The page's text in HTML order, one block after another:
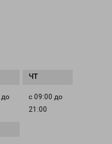
до
с 09:00 до
21:00